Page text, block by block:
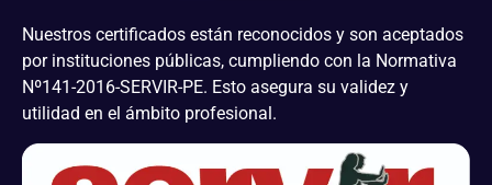
Nuestros certificados están reconocidos y son aceptados
por instituciones públicas, cumpliendo con la Normativa
Nº141-2016-SERVIR-PE. Esto asegura su validez y
utilidad en el ámbito profesional.